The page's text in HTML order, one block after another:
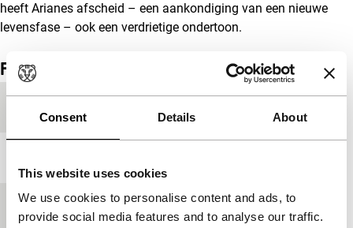
Consent Details About
This website uses cookies
We use cookies to personalise content and ads, to
provide social media features and to analyse our traffic.
heeft Arianes afscheid – een aankondiging van een nieuwe
levensfase – ook een verdrietige ondertoon.
Film details
IFFR 2011